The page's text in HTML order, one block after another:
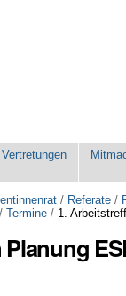
/ Referate /
/Termine / 1.